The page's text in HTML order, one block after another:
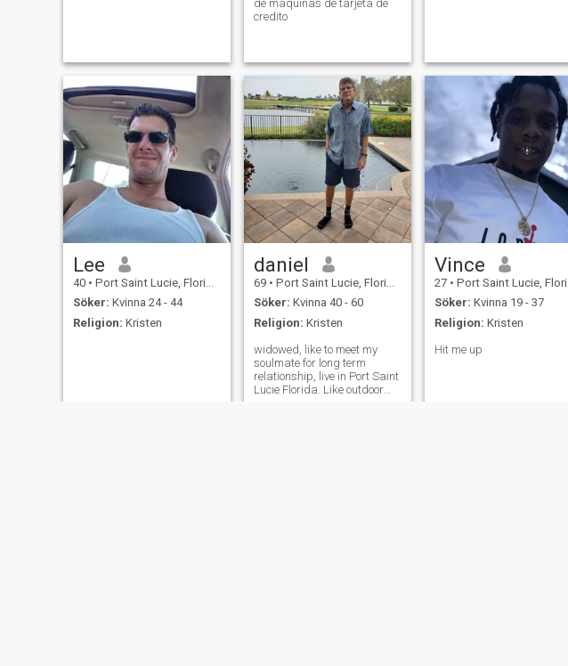
de maquinas de tarjeta de
credito
Lee
40 • Port Saint Lucie, Florida, USA
Söker: Kvinna 24 - 44
Religion: Kristen
daniel
69 • Port Saint Lucie, Florida, USA
Söker: Kvinna 40 - 60
Religion: Kristen
widowed, like to meet my
soulmate for long term
relationship, live in Port Saint
Lucie Florida. Like outdoor
Vince
27 • Port Saint Lucie, Florida, USA
Söker: Kvinna 19 - 37
Religion: Kristen
Hit me up